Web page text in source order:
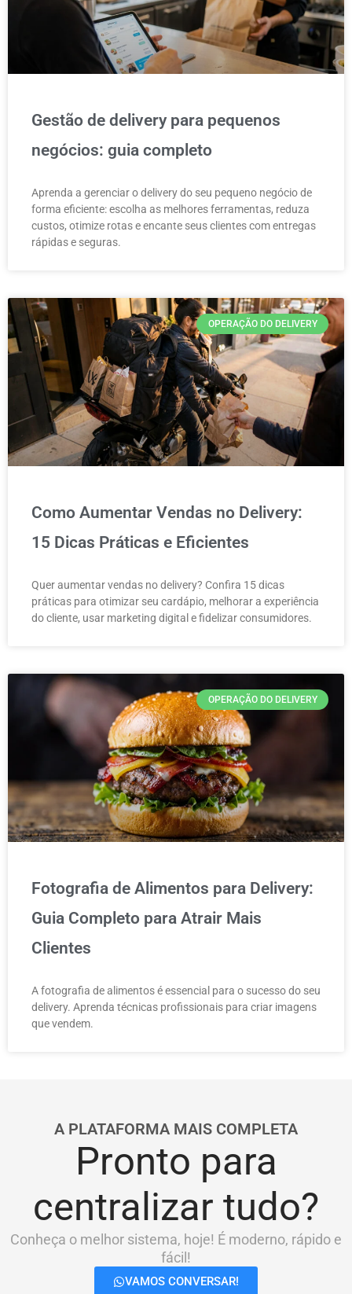
Gestão de delivery para pequenos
negócios: guia completo
Aprenda a gerenciar o delivery do seu pequeno negócio de
forma eficiente: escolha as melhores ferramentas, reduza
custos, otimize rotas e encante seus clientes com entregas
rápidas e seguras.
OPERAÇÃO DO DELIVERY
Como Aumentar Vendas no Delivery:
15 Dicas Práticas e Eficientes
Quer aumentar vendas no delivery? Confira 15 dicas
práticas para otimizar seu cardápio, melhorar a experiência
do cliente, usar marketing digital e fidelizar consumidores.
OPERAÇÃO DO DELIVERY
Fotografia de Alimentos para Delivery:
Guia Completo para Atrair Mais
Clientes
A fotografia de alimentos é essencial para o sucesso do seu
delivery. Aprenda técnicas profissionais para criar imagens
que vendem.
A PLATAFORMA MAIS COMPLETA
Pronto para
centralizar tudo?
Conheça o melhor sistema, hoje! É moderno, rápido e
fácil!
VAMOS CONVERSAR!